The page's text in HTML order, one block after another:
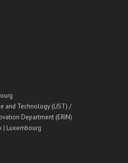
and Technology (LIST) /
Department (ERIN)
| Luxembourg